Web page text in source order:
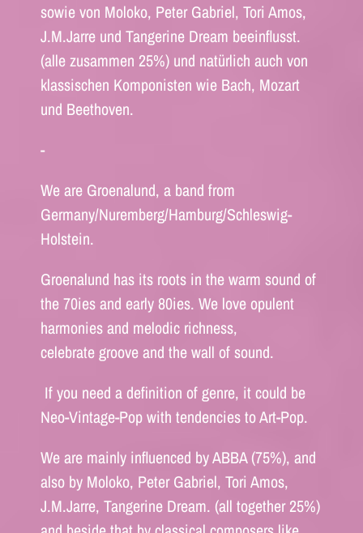
sowie von Moloko, Peter Gabriel, Tori Amos,
J.M.Jarre und Tangerine Dream beeinflusst.
(alle zusammen 25%) und natürlich auch von
klassischen Komponisten wie Bach, Mozart
und Beethoven.
-
We are Groenalund, a band from
Germany/Nuremberg/Hamburg/Schleswig-
Holstein.
Groenalund has its roots in the warm sound of
the 70ies and early 80ies. We love opulent
harmonies and melodic richness,
celebrate groove and the wall of sound.
If you need a definition of genre, it could be
Neo-Vintage-Pop with tendencies to Art-Pop.
We are mainly influenced by ABBA (75%), and
also by Moloko, Peter Gabriel, Tori Amos,
J.M.Jarre, Tangerine Dream. (all together 25%)